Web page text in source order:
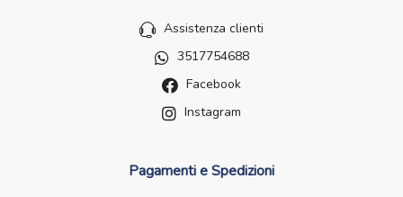
Assistenza clienti
3517754688
Facebook
Instagram
Pagamenti e Spedizioni